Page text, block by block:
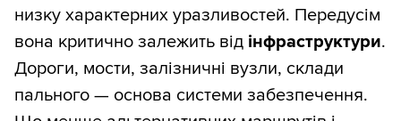
низку характерних уразливостей. Передусім
вона критично залежить від інфраструктури.
Дороги, мости, залізничні вузли, склади
пального — основа системи забезпечення.